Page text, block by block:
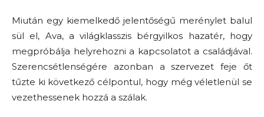
Miután egy kiemelkedő jelentőségű merénylet balul
sül el, Ava, a világklasszis bérgyilkos hazatér, hogy
megpróbálja helyrehozni a kapcsolatot a családjával.
Szerencsétlenségére azonban a szervezet feje őt
tűzte ki következő célpontul, hogy még véletlenül se
vezethessenek hozzá a szálak.